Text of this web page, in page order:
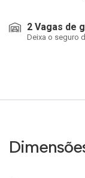
2 Vagas de
Deixa o seguro